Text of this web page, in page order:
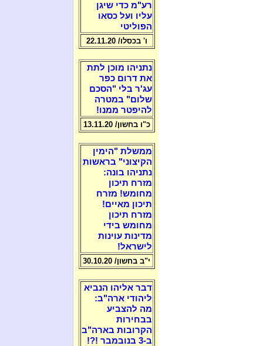
רע"מ כדי שיגן
עליו ועל כסאו
הפוליטי
ו' בכסלו/ 22.11.20
נתניהו מוכן לתת
את דרום כפר
עג'ר בלי "הסכם
שלום" במטרה
להיפטר ממנו!
כ"ו בחשון/ 13.11.20
ממשלת "הימין
הקיצוני" בראשות
נתניהו בונה:
מזרח תיכון
מחומש! מזרח
תיכון מאיים!
מזרח תיכון
מחומש בידי
מדינות עוינות
לישראל!
י"ב בחשון/ 30.10.20
דבר אליהו הנביא
ליהודי ארה"ב:
מה להצביע
בבחירות
הקרובות בארה"ב
ב-3 בנובמבר !?!